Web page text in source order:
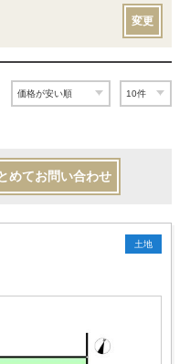
変更
めてお問い合わせ
土地